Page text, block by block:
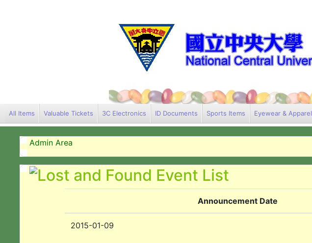
All Items Valuable Tickets 3C Electronics ID Documents Sports Items Eyewear & Apparel
Admin Area
Announcement Date
2015-01-09